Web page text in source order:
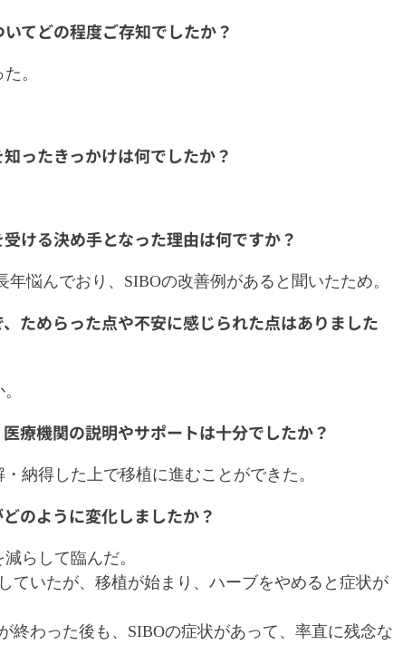
てどの程度ご存知でしたか？
。
ったきっかけは何でしたか？
ける決め手となった理由は何ですか？
悩んでおり、SIBOの改善例があると聞いたため。
ためらった点や不安に感じられた点はありました
療機関の説明やサポートは十分でしたか？
納得した上で移植に進むことができた。
のように変化しましたか？
らして臨んだ。
ていたが、移植が始まり、ハーブをやめると症状が
終わった後も、SIBOの症状があって、率直に残念な